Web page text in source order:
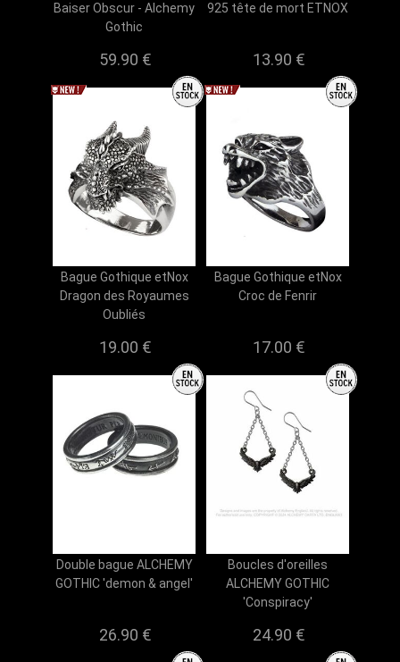
Baiser Obscur - Alchemy
Gothic
59.90 €
925 tête de mort ETNOX
13.90 €
Bague Gothique etNox
Dragon des Royaumes
Oubliés
19.00 €
Bague Gothique etNox
Croc de Fenrir
17.00 €
Double bague ALCHEMY
GOTHIC 'demon & angel'
26.90 €
Boucles d'oreilles
ALCHEMY GOTHIC
'Conspiracy'
24.90 €